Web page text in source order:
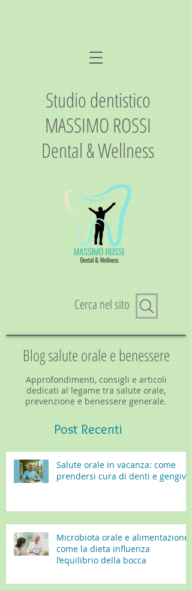
Studio dentistico
MASSIMO ROSSI
Dental & Wellness
Cerca nel sito
Blog salute orale e benessere
Approfondimenti, consigli e articoli
dedicati al legame tra salute orale,
prevenzione e benessere generale.
Post Recenti
Salute orale in vacanza: come
prendersi cura di denti e gengive
Microbiota orale e alimentazione:
come la dieta influenza
l’equilibrio della bocca